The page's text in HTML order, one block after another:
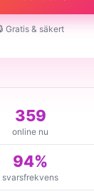
Gratis & säkert
359
online nu
94%
svarsfrekvens